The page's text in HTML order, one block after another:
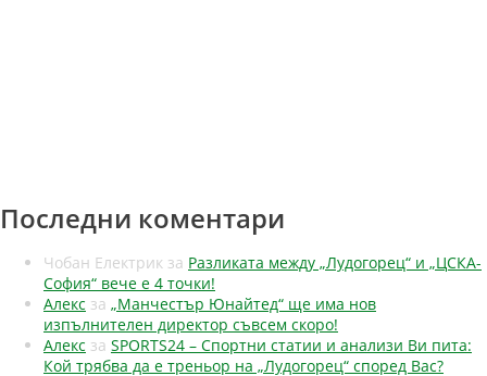
Последни коментари
Чобан Електрик за Разликата между „Лудогорец“ и „ЦСКА-
София“ вече е 4 точки!
Алекс за „Манчестър Юнайтед“ ще има нов
изпълнителен директор съвсем скоро!
Алекс за SPORTS24 – Спортни статии и анализи Ви пита:
Кой трябва да е треньор на „Лудогорец“ според Вас?